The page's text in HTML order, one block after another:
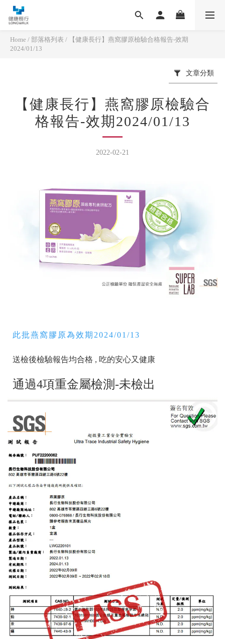
Home / 部落格列表 /
【健康長行】燕窩膠原檢驗合格報告-效期
2024/01/13
文章分類
【健康長行】燕窩膠原檢驗合
格報告-效期2024/01/13
2022-02-21
此批燕窩膠原為效期2024/01/13
送檢後檢驗報告均合格 , 吃的安心又健康
通過4項重金屬檢測-未檢出